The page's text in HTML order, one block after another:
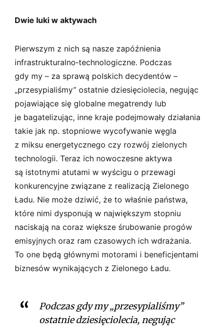
Dwie luki w aktywach
Pierwszym z nich są nasze zapóźnienia
infrastrukturalno­‑technologiczne. Podczas
gdy my – za sprawą polskich decydentów –
„przesypialiśmy” ostatnie dziesięciolecia, negując
pojawiające się globalne megatrendy lub
je bagatelizując, inne kraje podejmowały działania
takie jak np. stopniowe wycofywanie węgla
z miksu energetycznego czy rozwój zielonych
technologii. Teraz ich nowoczesne aktywa
są istotnymi atutami w wyścigu o przewagi
konkurencyjne związane z realizacją Zielonego
Ładu. Nie może dziwić, że to właśnie państwa,
które nimi dysponują w największym stopniu
naciskają na coraz większe śrubowanie progów
emisyjnych oraz ram czasowych ich wdrażania.
To one będą głównymi motorami i beneficjentami
biznesów wynikających z Zielonego Ładu.
Podczas gdy my „przesypialiśmy”
ostatnie dziesięciolecia, negując